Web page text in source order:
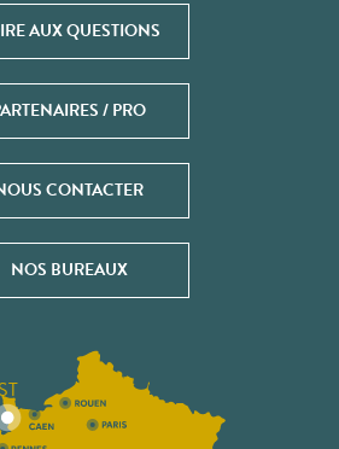
AUX QUESTIONS
/ PRO
CONTACTER
NOS BUREAUX